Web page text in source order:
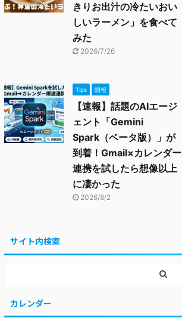
きりお出汁の冷たいおい
しいラーメン」を食べて
みた
2026/7/26
Tips 朗報
【速報】話題のAIエージ
ェント「Gemini
Spark（ベータ版）」が
到着！Gmail×カレンダー
連携を試したら想像以上
に凄かった
2026/8/2
サイト内検索
カレンダー